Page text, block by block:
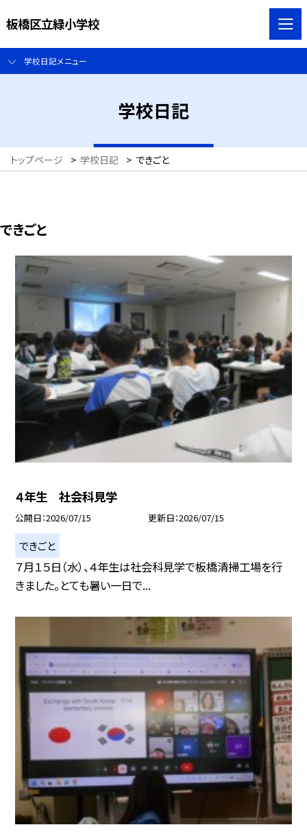
板橋区立緑小学校
学校日記メニュー
学校日記
トップページ > 学校日記 > できごと
できごと
４年生 社会科見学
公開日 2026/07/15 更新日 2026/07/15
できごと
７月１５日（水）、４年生は社会科見学で板橋清掃工場を行
きました。とても暑い一日で...